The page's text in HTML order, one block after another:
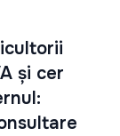
și cer